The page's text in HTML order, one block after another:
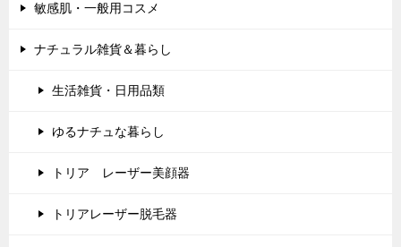
敏感肌・一般用コスメ
ナチュラル雑貨＆暮らし
生活雑貨・日用品類
ゆるナチュな暮らし
トリア レーザー美顔器
トリアレーザー脱毛器